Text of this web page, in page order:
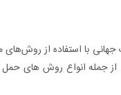
با استفاده از
جمله انواع روش های حمل